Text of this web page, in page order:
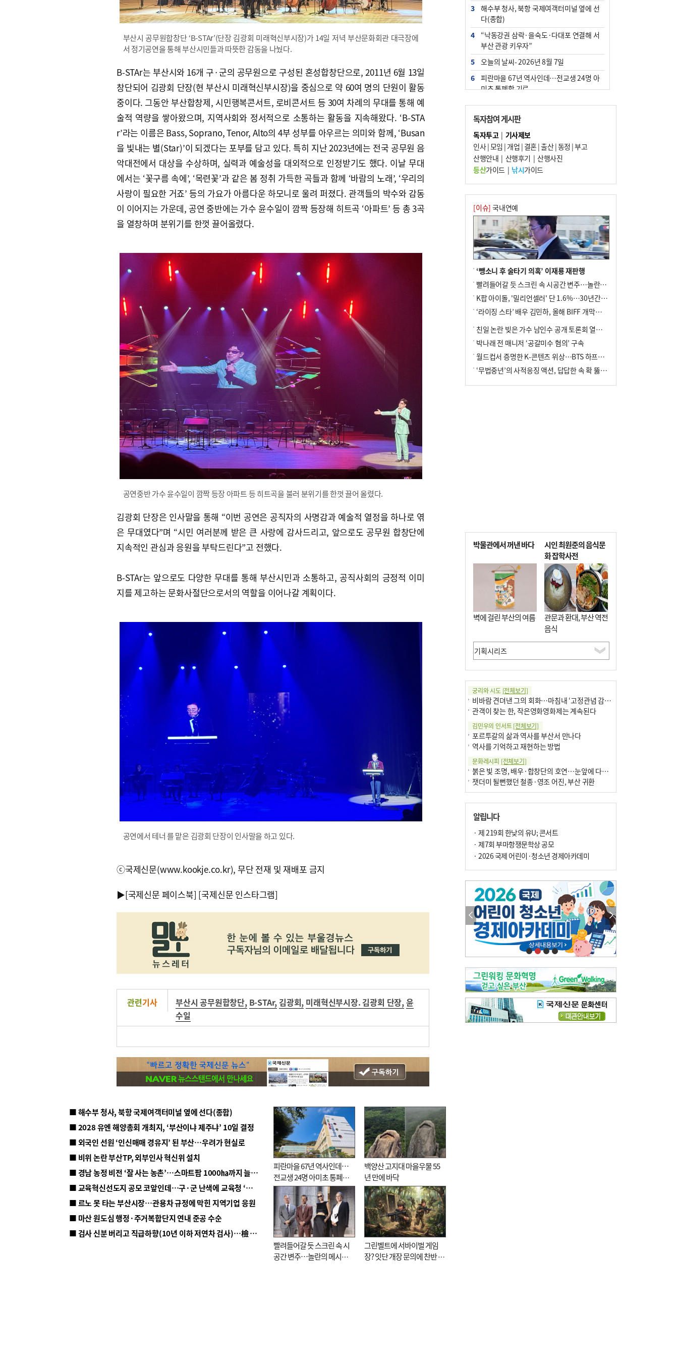
부산시 공무원합창단 ‘B-STAr’(단장 김광회 미래혁신부시장)가 14일 저녁 부산문화회관 대극장에
서 정기공연을 통해 부산시민들과 따뜻한 감동을 나눴다.
B-STAr는 부산시와 16개 구·군의 공무원으로 구성된 혼성합창단으로, 2011년 6월 13일
창단되어 김광회 단장(현 부산시 미래혁신부시장)을 중심으로 약 60여 명의 단원이 활동
중이다. 그동안 부산합창제, 시민행복콘서트, 로비콘서트 등 30여 차례의 무대를 통해 예
술적 역량을 쌓아왔으며, 지역사회와 정서적으로 소통하는 활동을 지속해왔다. ‘B-STA
r’라는 이름은 Bass, Soprano, Tenor, Alto의 4부 성부를 아우르는 의미와 함께, ‘Busan
을 빛내는 별(Star)’이 되겠다는 포부를 담고 있다. 특히 지난 2023년에는 전국 공무원 음
악대전에서 대상을 수상하며, 실력과 예술성을 대외적으로 인정받기도 했다. 이날 무대
에서는 ‘꽃구름 속에’, ‘목련꽃’과 같은 봄 정취 가득한 곡들과 함께 ‘바람의 노래’, ‘우리의
사랑이 필요한 거죠’ 등의 가요가 아름다운 하모니로 울려 퍼졌다. 관객들의 박수와 감동
이 이어지는 가운데, 공연 중반에는 가수 윤수일이 깜짝 등장해 히트곡 ‘아파트’ 등 총 3곡
을 열창하며 분위기를 한껏 끌어올렸다.
공연중반 가수 윤수일이 깜짝 등장 아파트 등 히트곡을 불러 분위기를 한껏 끌어 올렸다.
김광회 단장은 인사말을 통해 “이번 공연은 공직자의 사명감과 예술적 열정을 하나로 엮
은 무대였다”며 “시민 여러분께 받은 큰 사랑에 감사드리고, 앞으로도 공무원 합창단에
지속적인 관심과 응원을 부탁드린다”고 전했다.
B-STAr는 앞으로도 다양한 무대를 통해 부산시민과 소통하고, 공직사회의 긍정적 이미
지를 제고하는 문화사절단으로서의 역할을 이어나갈 계획이다.
공연에서 테너 를 맡은 김광회 단장이 인사말을 하고 있다.
ⓒ국제신문(www.kookje.co.kr), 무단 전재 및 재배포 금지
▶[국제신문 페이스북] [국제신문 인스타그램]
관련기사 부산시 공무원합창단, B-STAr, 김광회, 미래혁신부시장. 김광회 단장,윤
수일
■ 해수부 청사, 북항 국제여객터미널 옆에 선다(종합)
■ 2028 유엔 해양총회 개최지, ‘부산이냐 제주냐’ 10일 결정
■ 외국인 선원 ‘인신매매 경유지’ 된 부산…우려가 현실로
■ 비위 논란 부산TP, 외부인사 혁신위 설치
■ 경남 농정 비전 ‘잘 사는 농촌’…스마트팜 1000㏊까지 늘린다
■ 교육혁신선도지 공모 코앞인데…구·군 난색에 교육청 ‘쩔쩔’
■ 르노 못 타는 부산시장…관용차 규정에 막힌 지역기업 응원
■ 마산 원도심 행정·주거복합단지 연내 준공 수순
■ 검사 신분 버리고 직급하향(10년 이하 저연차 검사)…檢 중수청행 기피
피란마을 67년 역사인데…
전교생 24명 아미초 통폐합
기로
백양산 고지대 마을우물 55
년 만에 바닥
빨려들어갈 듯 스크린 속 시
공간 변주…놀란의 메시지
그린벨트에 서바이벌 게임
장? 잇단 개장 문의에 찬반 논
3
해수부 청사, 북항 국제여객터미널 옆에 선
다(종합)
4
“낙동강권 삼락·을숙도·다대포 연결해 서
부산 관광 키우자”
5
오늘의 날씨- 2026년 8월 7일
6
피란마을 67년 역사인데…전교생 24명 아
미초 통폐합 기로
7
[사설] 해수부 신청사 북항으로 확정, 해양
수도 도약의 전환점
8
부울경 주말부터 비소식…‘극한 폭염’ 한풀
꺾일 듯
9
외국인 선원 ‘인신매매 경유지’ 된 부산…
우려가 현실로
10 르노 못 타는 부산시장…관용차 규정에 막
힌 지역기업 응원
독자참여 게시판
독자투고| 기사제보
인사|모임 | 개업 | 결혼|출산|동정 |부고
산행안내 | 산행후기 | 산행사진
등산가이드| 낚시가이드
[이슈] 국내연예
‘뺑소니 후 술타기 의혹’ 이재룡 재판행
빨려들어갈 듯 스크린 속 시공간 변주…놀란의 메시지는 ‘전쟁 속죄’
K팝 아이돌, '밀리언셀러' 단 1.6%…30년간 등장 1182개팀 전수조사
‘라이징 스타’ 배우 김민하, 올해 BIFF 개막식 사회자 확정
친일 논란 빚은 가수 남인수 공개 토론회 열린다.
박나래 전 매니저 ‘공갈미수 혐의’ 구속
월드컵서 증명한 K-콘텐츠 위상…BTS 하프타임쇼·정호연 트로피 세리머니
‘무법중년’의 사적응징 액션, 답답한 속 확 뚫어주네
박물관에서 꺼낸 바다
벽에 걸린 부산의 여름
시인 최원준의 음식문
화 잡학사전
관문과 환대, 부산 역전
음식
궁리와 시도 [전체보기]
비바람 견뎌낸 그의 회화…마침내 ‘고정관념 감옥’서 해방
관객이 찾는 한, 작은영화영화제는 계속된다
김민우의 인서트[전체보기]
포르투갈의 삶과 역사를 부산서 만나다
역사를 기억하고 재현하는 방법
문화레시피 [전체보기]
붉은 빛 조명, 배우·합창단의 호연…눈앞에 다가온 부산오페라하우스
잿더미 될뻔했던 철종·영조 어진, 부산 귀환
현실의 고통, 은유의 詩로 담다 外
달구비·여우비…다양한 비 이름 外
박현주의 책 이야기[전체보기]
세계유산 ‘한국의 갯벌’ 얼마나 알고 있나요
문재필-여름_저녁무렵의호수
이 한편의 시조[전체보기]
참선 /오기환
고향 /김진규
주말 영화 박스오피스[전체보기]
‘스파이더맨’ 개봉 5일 만에 300만 돌풍…박스오피스·예매율 동시 1위
‘호프’ 개봉 11일 만에 관객 300만…‘스파이더맨’ 예매율 68.8% 1위
오늘의 운세- [전체보기]
오늘의 운세- 2026년 8월 6일 (음 6월 24일)
오늘의 운세- 2026년 8월 5일 (음 6월 23일)
조해훈의 고전 속 이 문장 [전체보기]
입추 지났는데도 덥다며 신유안에게 보낸 박규수의 편지
알립니다
· 제 219회 한낮의 유U; 콘서트
· 제7회 부마항쟁문학상 공모
· 2026 국제 어린이·청소년 경제아카데미